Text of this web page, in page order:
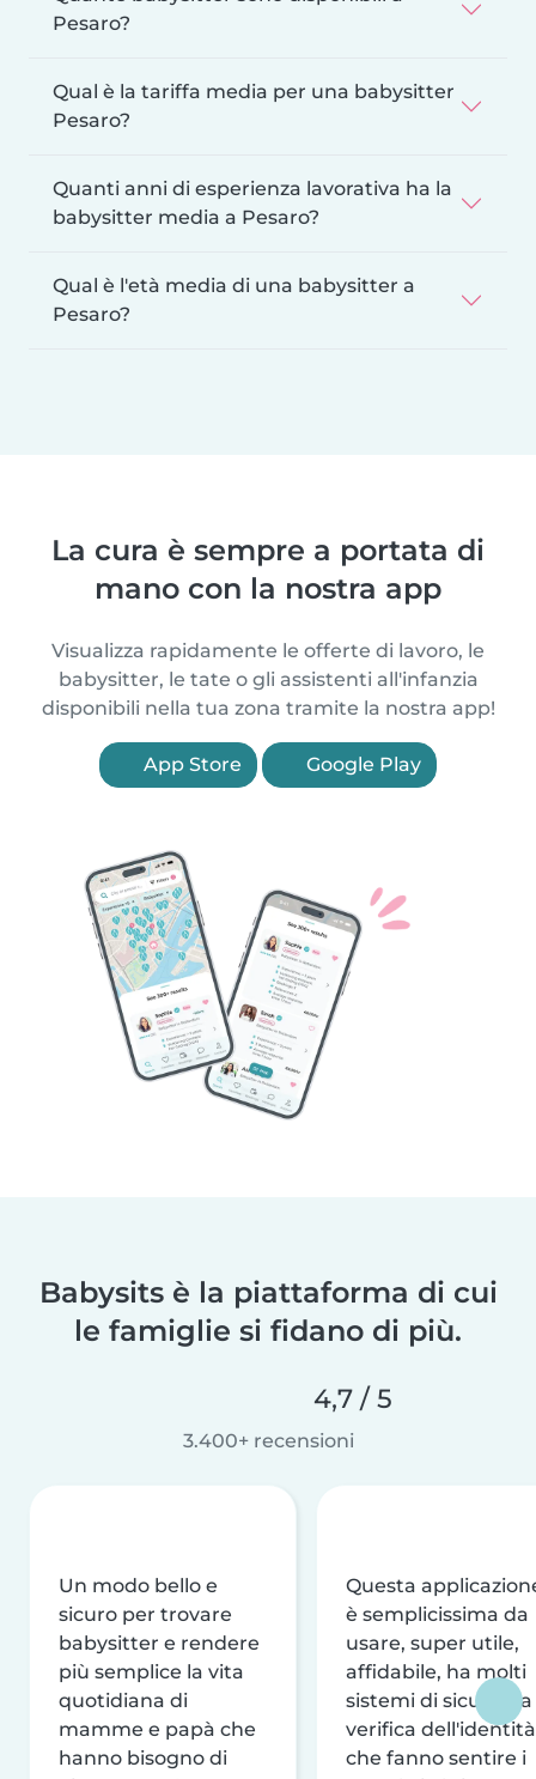
Pesaro?
Qual è la tariffa media per una babysitter
Pesaro?
Quanti anni di esperienza lavorativa ha la
babysitter media a Pesaro?
Qual è l'età media di una babysitter a
Pesaro?
La cura è sempre a portata di
mano con la nostra app
Visualizza rapidamente le offerte di lavoro, le
babysitter, le tate o gli assistenti all'infanzia
disponibili nella tua zona tramite la nostra app!
App Store Google Play
Babysits è la piattaforma di cui
le famiglie si fidano di più.
4,7 / 5
3.400+ recensioni
Un modo bello e
sicuro per trovare
babysitter e rendere
più semplice la vita
quotidiana di
mamme e papà che
hanno bisogno di
Questa
è semplicissima da
usare, super utile,
affidabile, ha molti
sistemi di sicurezza
verifica dell'identità
che fanno sentire i